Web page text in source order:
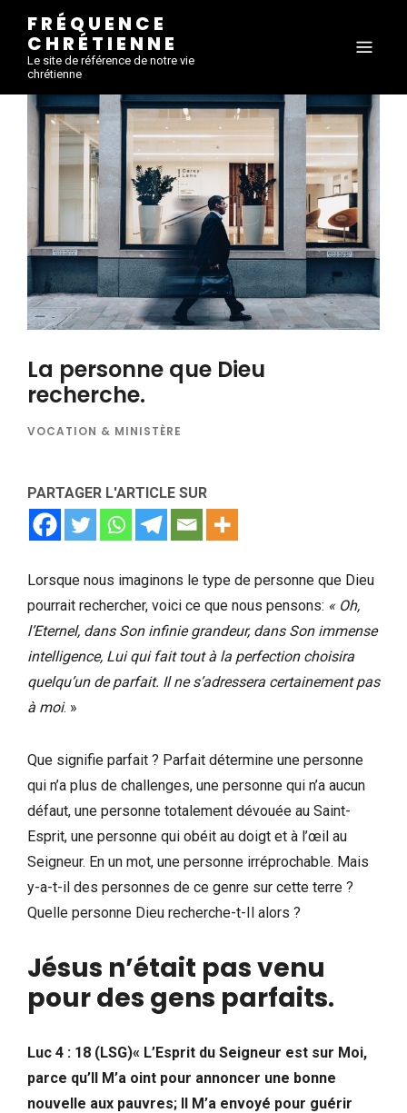
FRÉQUENCE
CHRÉTIENNE
Le site de référence de notre vie
chrétienne
La personne que Dieu
recherche.
VOCATION & MINISTÈRE
PARTAGER L'ARTICLE SUR
Lorsque nous imaginons le type de personne que Dieu
pourrait rechercher, voici ce que nous pensons: « Oh,
l’Eternel, dans Son infinie grandeur, dans Son immense
intelligence, Lui qui fait tout à la perfection choisira
quelqu’un de parfait. Il ne s’adressera certainement pas
à moi. »
Que signifie parfait ? Parfait détermine une personne
qui n’a plus de challenges, une personne qui n’a aucun
défaut, une personne totalement dévouée au Saint-
Esprit, une personne qui obéit au doigt et à l’œil au
Seigneur. En un mot, une personne irréprochable. Mais
y-a-t-il des personnes de ce genre sur cette terre ?
Quelle personne Dieu recherche-t-Il alors ?
Jésus n’était pas venu
pour des gens parfaits.
Luc 4 : 18 (LSG)« L’Esprit du Seigneur est sur Moi,
parce qu’Il M’a oint pour annoncer une bonne
nouvelle aux pauvres; Il M’a envoyé pour guérir